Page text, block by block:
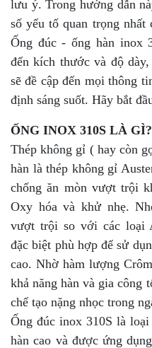
lưu ý. Trong hướng dẫn
số yếu tố quan trọng
Ống đúc - ống hàn inox
đến kích thước và độ
sẽ đề cập đến mọi thông
định sáng suốt. Hãy bắt
ỐNG INOX 310S LÀ GÌ?
Thép không gỉ ( hay còn
hàn là thép không gỉ
chống ăn mòn vượt trội
Oxy hóa và khử nhẹ.
vượt trội so với các loại
đặc biệt phù hợp để sử
cao. Nhờ hàm lượng
khả năng hàn và gia công
chế tạo nặng nhọc trong
Ống đúc inox 310S là
hàn cao và được ứng